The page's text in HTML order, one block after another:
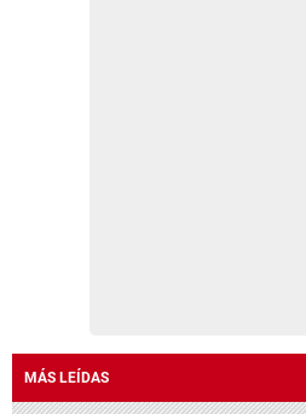
MÁS LEÍDAS